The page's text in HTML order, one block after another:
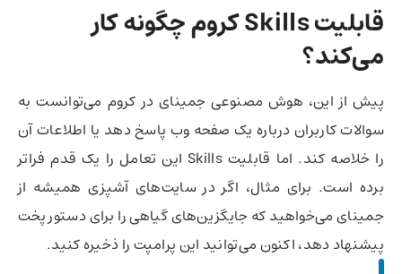
قابلیت Skills کروم چگونه کار
می‌کند؟
پیش از این، هوش مصنوعی جمینای در کروم می‌توانست به
سوالات کاربران درباره یک صفحه وب پاسخ دهد یا اطلاعات آن
را خلاصه کند. اما قابلیت Skills این تعامل را یک قدم فراتر
برده است. برای مثال، اگر در سایت‌های آشپزی همیشه از
جمینای می‌خواهید که جایگزین‌های گیاهی را برای دستور پخت
پیشنهاد دهد، اکنون می‌توانید این پرامپت را ذخیره کنید.